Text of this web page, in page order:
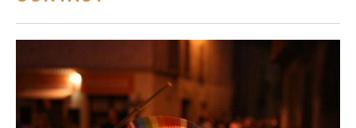
https://www.bandoltourisme.fr
https://www.facebook.com/Bandoltourisme
https://www.instagram.com/bandoltourismeofficiel/